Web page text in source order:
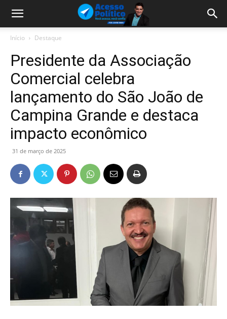
Início Destaque
Presidente da Associação
Comercial celebra
lançamento do São João de
Campina Grande e destaca
impacto econômico
31 de março de 2025